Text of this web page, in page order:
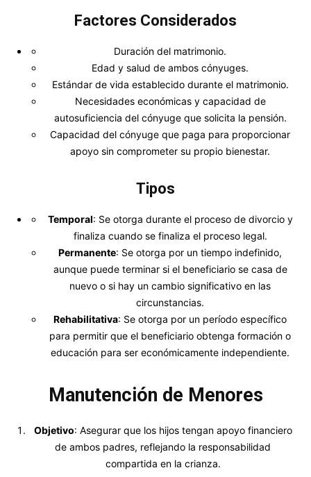
Factores Considerados
Duración del matrimonio.
Edad y salud de ambos cónyuges.
Estándar de vida establecido durante el matrimonio.
Necesidades económicas y capacidad de
autosuficiencia del cónyuge que solicita la pensión.
Capacidad del cónyuge que paga para proporcionar
apoyo sin comprometer su propio bienestar.
Tipos
Temporal: Se otorga durante el proceso de divorcio y
finaliza cuando se finaliza el proceso legal.
Permanente: Se otorga por un tiempo indefinido,
aunque puede terminar si el beneficiario se casa de
nuevo o si hay un cambio significativo en las
circunstancias.
Rehabilitativa: Se otorga por un período específico
para permitir que el beneficiario obtenga formación o
educación para ser económicamente independiente.
Manutención de Menores
Objetivo: Asegurar que los hijos tengan apoyo financiero
de ambos padres, reflejando la responsabilidad
compartida en la crianza.